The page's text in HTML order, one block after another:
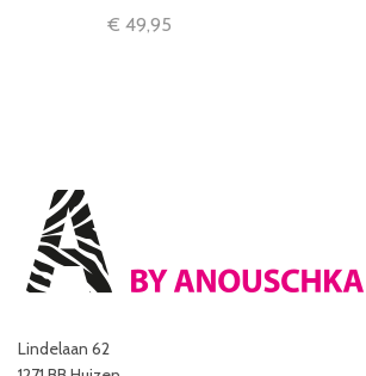
€ 49,95
Lindelaan 62